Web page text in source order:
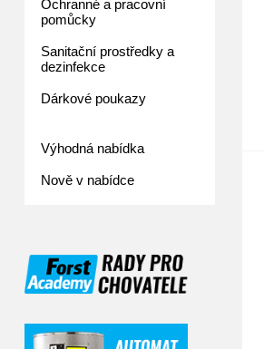
NOSNICE - G 10 kg
BK Výkrm drůbeže 25 kg
Ochranné a pracovní
pomůcky
Sanitační prostředky a
dezinfekce
Dárkové poukazy
Výhodná nabídka
Nově v nabídce